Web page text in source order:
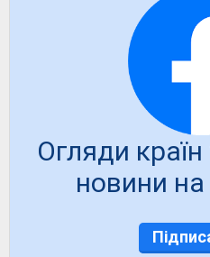
Огляди країн
новини